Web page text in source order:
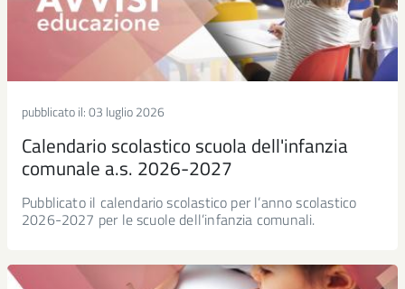
pubblicato il:03 luglio 2026
Calendario scolastico scuola dell'infanzia
comunale a.s. 2026-2027
Pubblicato il calendario scolastico per l’anno scolastico
2026-2027 per le scuole dell’infanzia comunali.